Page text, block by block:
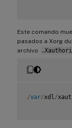
Este comando
pasados a Xorg
archivo
/var/xdl /